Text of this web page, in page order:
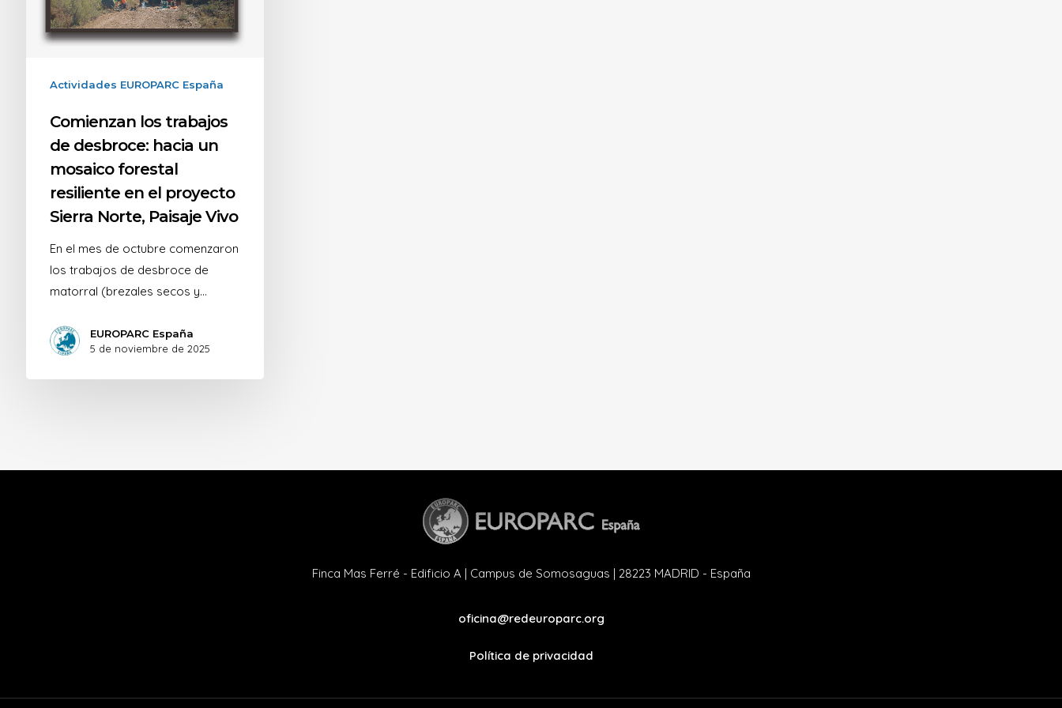
Actividades EUROPARC España
Comienzan los trabajos
de desbroce: hacia un
mosaico forestal
resiliente en el proyecto
Sierra Norte, Paisaje Vivo
En el mes de octubre comenzaron
los trabajos de desbroce de
matorral (brezales secos y…
EUROPARC España
5 de noviembre de 2025
Finca Mas Ferré - Edificio A | Campus de Somosaguas | 28223 MADRID - España
oficina@redeuroparc.org
Política de privacidad